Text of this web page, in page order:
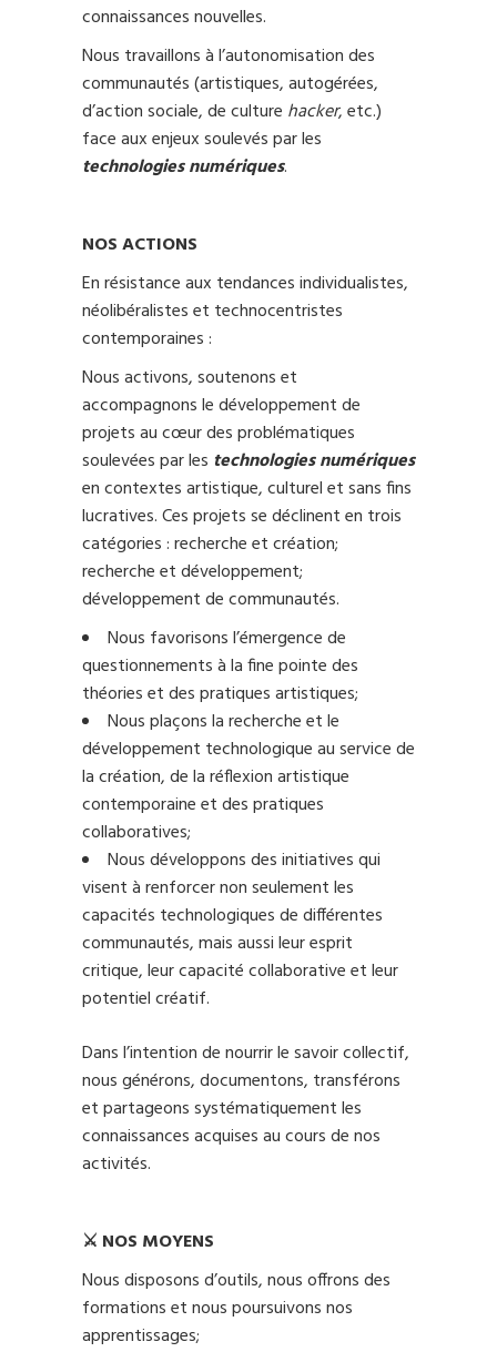
connaissances nouvelles.
Nous travaillons à l’autonomisation des
communautés (artistiques, autogérées,
d’action sociale, de culture hacker, etc.)
face aux enjeux soulevés par les
technologies numériques.
NOS ACTIONS
En résistance aux tendances individualistes,
néolibéralistes et technocentristes
contemporaines :
Nous activons, soutenons et
accompagnons le développement de
projets au cœur des problématiques
soulevées par les technologies numériques
en contextes artistique, culturel et sans fins
lucratives. Ces projets se déclinent en trois
catégories : recherche et création;
recherche et développement;
développement de communautés.
Nous favorisons l’émergence de
questionnements à la fine pointe des
théories et des pratiques artistiques;
Nous plaçons la recherche et le
développement technologique au service de
la création, de la réflexion artistique
contemporaine et des pratiques
collaboratives;
Nous développons des initiatives qui
visent à renforcer non seulement les
capacités technologiques de différentes
communautés, mais aussi leur esprit
critique, leur capacité collaborative et leur
potentiel créatif.
Dans l’intention de nourrir le savoir collectif,
nous générons, documentons, transférons
et partageons systématiquement les
connaissances acquises au cours de nos
activités.
⚔️ NOS MOYENS
Nous disposons d’outils, nous offrons des
formations et nous poursuivons nos
apprentissages;